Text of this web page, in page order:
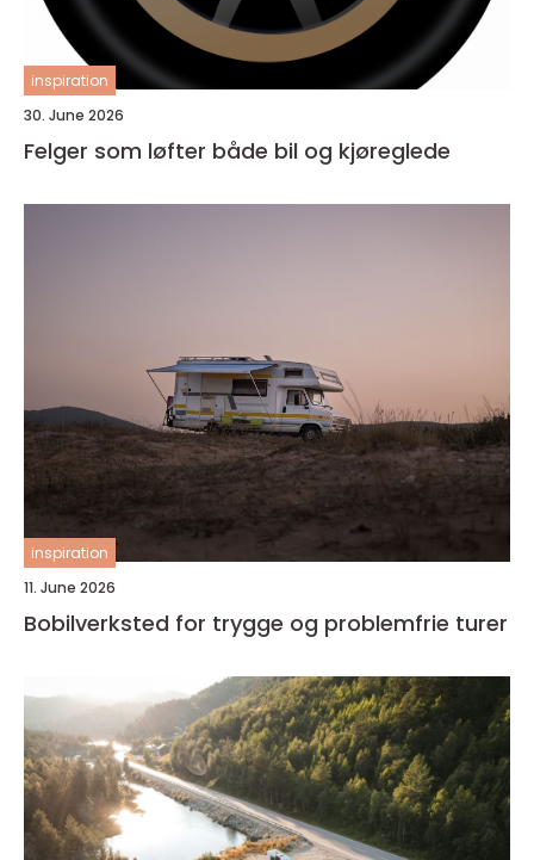
inspiration
30. June 2026
Felger som løfter både bil og kjøreglede
inspiration
11. June 2026
Bobilverksted for trygge og problemfrie turer